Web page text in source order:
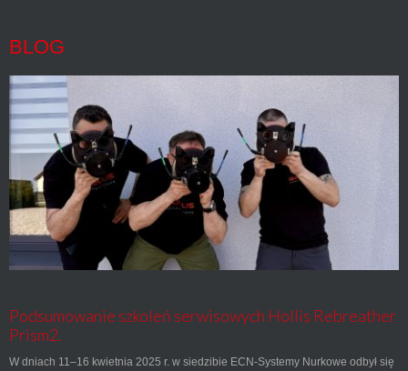
BLOG
Podsumowanie szkoleń serwisowych Hollis Rebreather
Prism2.
W dniach 11–16 kwietnia 2025 r. w siedzibie ECN-Systemy Nurkowe odbył się